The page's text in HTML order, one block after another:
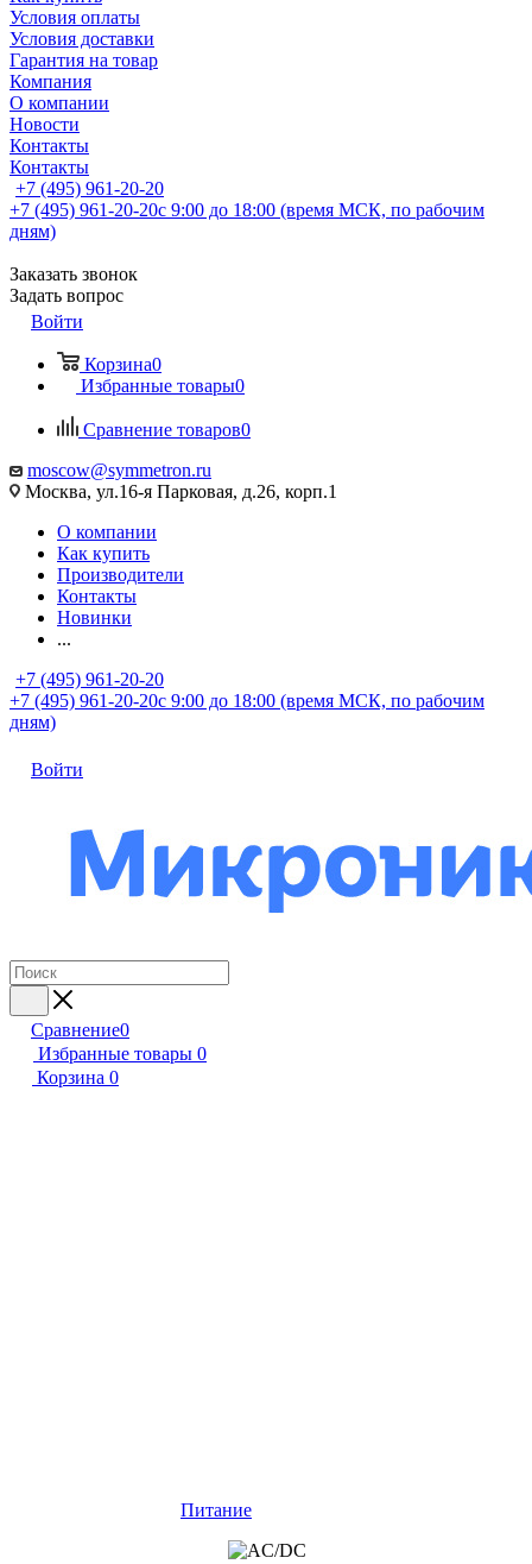
Условия оплаты
Условия доставки
Гарантия на товар
Компания
О компании
Новости
Контакты
Контакты
+7 (495) 961-20-20
+7 (495) 961-20-20с 9:00 до 18:00 (время МСК, по рабочим
дням)
Заказать звонок
Задать вопрос
Войти
Корзина0
Избранные товары0
Сравнение товаров0
moscow@symmetron.ru
Москва, ул.16-я Парковая, д.26, корп.1
О компании
Как купить
Производители
Контакты
Новинки
...
+7 (495) 961-20-20
+7 (495) 961-20-20с 9:00 до 18:00 (время МСК, по рабочим
дням)
Войти
Сравнение0
Избранные товары 0
Корзина 0
Питание